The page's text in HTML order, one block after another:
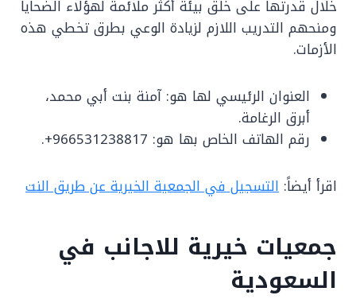
خلال قدرتها على خلق بيئة أكثر ملائمة لهؤلاء الضحايا
ومنحهم التدريب اللازم لزيادة الوعي بطرق تخطي هذه
الأزمات.
العنوان الرئيسي لها هو: آمنة بنت أبي محمد،
أبرق الرغامة.
رقم الهاتف الخاص بها هو: 966531238817+.
اقرأ أيضاً: التسجيل في الجمعية الخيرية عن طريق النت
جمعيات خيرية للاجانب في
السعودية